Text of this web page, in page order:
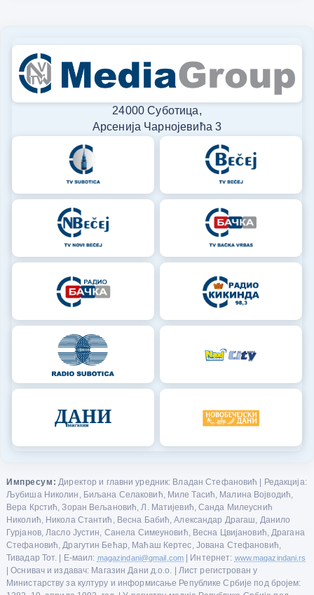
24000 Суботица,
Арсенија Чарнојевића 3
Импресум: Директор и главни уредник: Владан Стефановић | Редакција:
Љубиша Николин, Биљана Селаковић, Миле Тасић, Малина Војводић,
Вера Крстић, Зоран Вељановић, Л. Матијевић, Санда Милеуснић
Николић, Никола Стантић, Весна Бабић, Александар Драгаш, Данило
Гурјанов, Ласло Јустин, Санела Симеуновић, Весна Цвијановић, Драгана
Стефановић, Драгутин Бећар, Маћаш Кертес, Јована Стефановић,
Тивадар Тот. | Е-маил: magazindani@gmail.com | Интернет: www.magazindani.rs
| Оснивач и издавач: Магазин Дани д.о.о. | Лист регистрован у
Министарству за културу и информисање Републике Србије под бројем: